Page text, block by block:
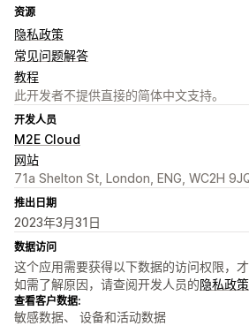
资源
隐私政策
常见问题解答
教程
此开发者不提供直接的简体中文支持。
开发人员
M2E Cloud
网站
71a Shelton St, London, ENG, WC2H
推出日期
2023年3月31日
数据访问
这个应用需要获得以下数据的访问权限，
如需了解原因，请查阅开发人员的隐私政策
查看客户数据:
敏感数据、 设备和活动数据